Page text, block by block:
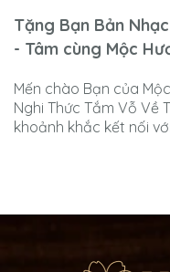
Tặng Bạn Bản
- Tâm cùng Mộc
Mến chào Bạn của
Nghi Thức Tắm Vỗ Về
khoảnh khắc kết nối